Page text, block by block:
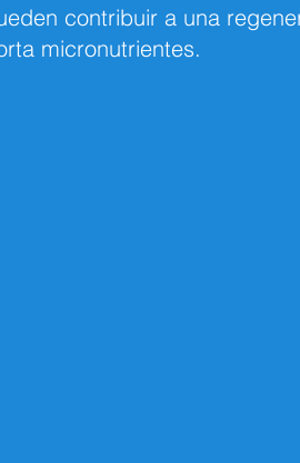
contribuir a una
micronutrientes.